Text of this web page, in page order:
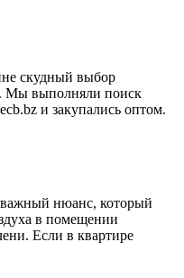
скудный выбор
Мы выполняли поиск
и закупались оптом.
нюанс, который
в помещении
Если в квартире